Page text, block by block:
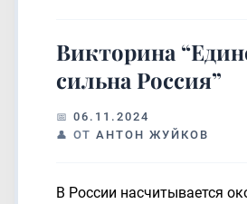
Викторина
сильна Россия”
06.11.2024
ОТ АНТОН ЖУЙКОВ
В России насчитывается